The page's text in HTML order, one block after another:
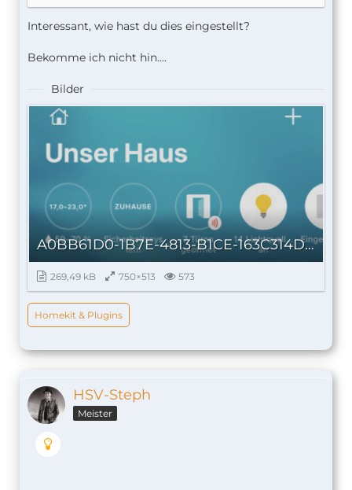
Interessant, wie hast du dies eingestellt?
Bekomme ich nicht hin....
Bilder
A0BB61D0-1B7E-4813-B1CE-163C314D142B.jpeg
269,49 kB 750×513 573
Homekit & Plugins
HSV-Steph
Meister